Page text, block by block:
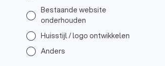
Bestaande website
onderhouden
Huisstijl / logo ontwikkelen
Anders